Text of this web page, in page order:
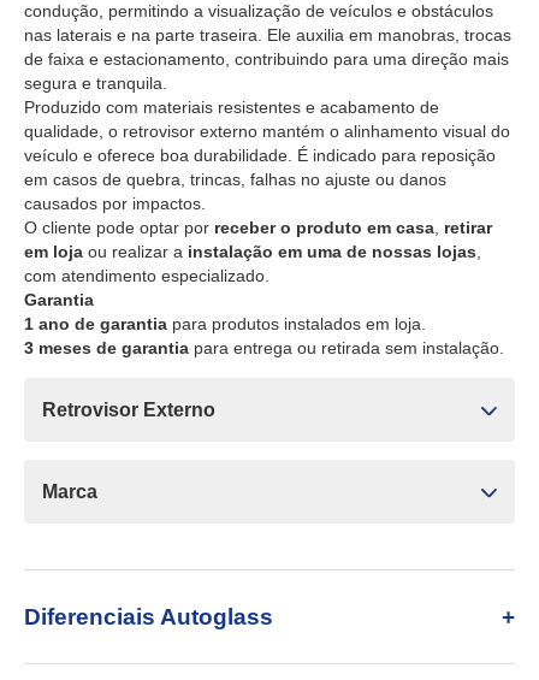
condução, permitindo a visualização de veículos e obstáculos
nas laterais e na parte traseira. Ele auxilia em manobras, trocas
de faixa e estacionamento, contribuindo para uma direção mais
segura e tranquila.
Produzido com materiais resistentes e acabamento de
qualidade, o retrovisor externo mantém o alinhamento visual do
veículo e oferece boa durabilidade. É indicado para reposição
em casos de quebra, trincas, falhas no ajuste ou danos
causados por impactos.
O cliente pode optar por receber o produto em casa retirar
em loja ou realizar a instalação em uma de nossas lojas
com atendimento especializado.
Garantia
1 ano de garantia para produtos instalados em loja.
3 meses de garantia para entrega ou retirada sem instalação.
Retrovisor Externo
Marca
Diferenciais Autoglass